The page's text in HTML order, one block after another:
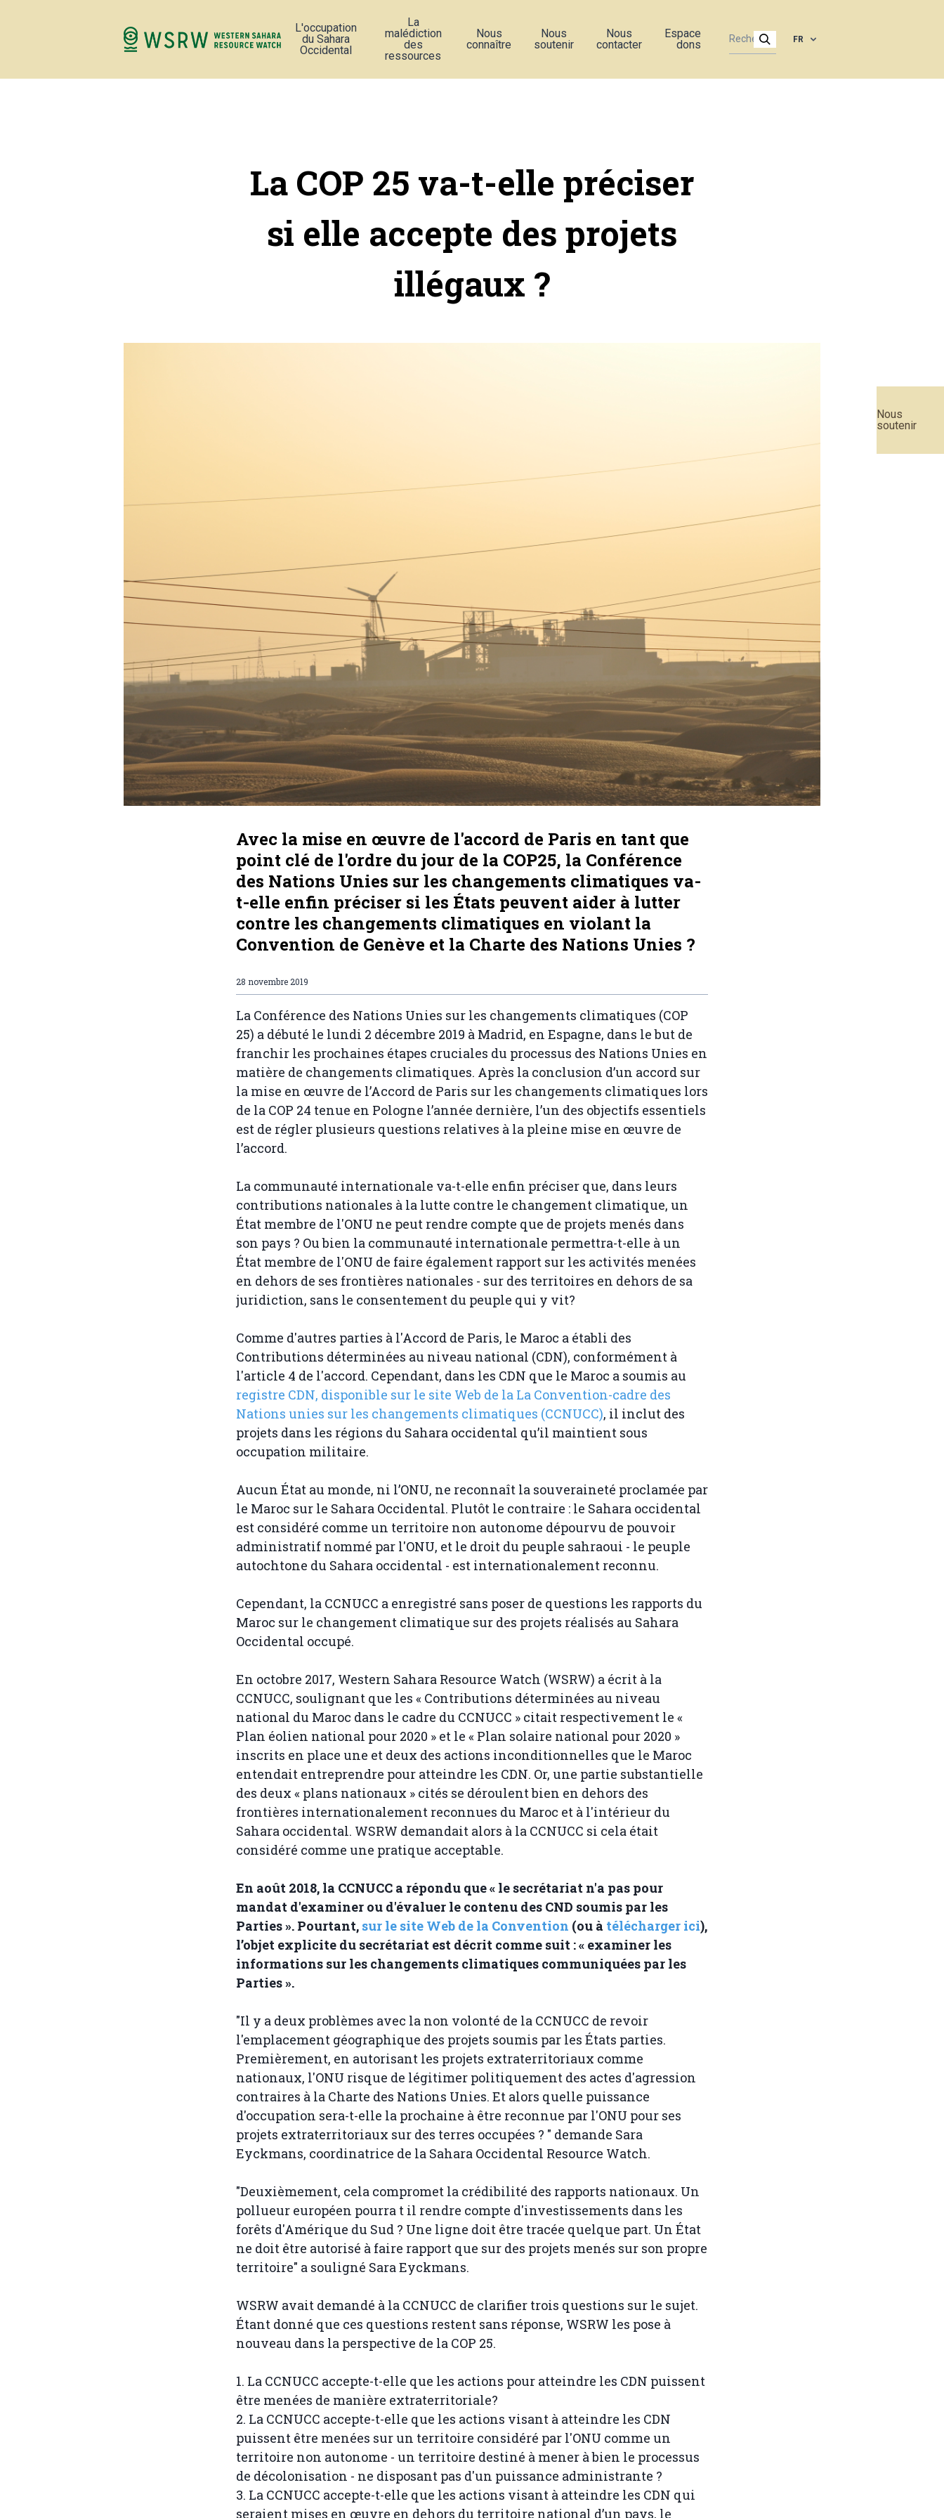
Nous
soutenir
L'occupation
du Sahara
Occidental
La
malédiction
des
ressources
Nous
connaître
Nous
soutenir
Nous
contacter
Espace
dons
FR
La COP 25 va-t-elle préciser
si elle accepte des projets
illégaux ?
Avec la mise en œuvre de l'accord de Paris en tant que
point clé de l'ordre du jour de la COP25, la Conférence
des Nations Unies sur les changements climatiques va-
t-elle enfin préciser si les États peuvent aider à lutter
contre les changements climatiques en violant la
Convention de Genève et la Charte des Nations Unies ?
28 novembre 2019
La Conférence des Nations Unies sur les changements climatiques (COP
25) a débuté le lundi 2 décembre 2019 à Madrid, en Espagne, dans le but de
franchir les prochaines étapes cruciales du processus des Nations Unies en
matière de changements climatiques. Après la conclusion d’un accord sur
la mise en œuvre de l’Accord de Paris sur les changements climatiques lors
de la COP 24 tenue en Pologne l’année dernière, l’un des objectifs essentiels
est de régler plusieurs questions relatives à la pleine mise en œuvre de
l’accord.
La communauté internationale va-t-elle enfin préciser que, dans leurs
contributions nationales à la lutte contre le changement climatique, un
État membre de l'ONU ne peut rendre compte que de projets menés dans
son pays ? Ou bien la communauté internationale permettra-t-elle à un
État membre de l'ONU de faire également rapport sur les activités menées
en dehors de ses frontières nationales - sur des territoires en dehors de sa
juridiction, sans le consentement du peuple qui y vit?
Comme d'autres parties à l'Accord de Paris, le Maroc a établi des
Contributions déterminées au niveau national (CDN), conformément à
l'article 4 de l'accord. Cependant, dans les CDN que le Maroc a soumis au
registre CDN, disponible sur le site Web de la La Convention-cadre des
Nations unies sur les changements climatiques (CCNUCC), il inclut des
projets dans les régions du Sahara occidental qu’il maintient sous
occupation militaire.
Aucun État au monde, ni l’ONU, ne reconnaît la souveraineté proclamée par
le Maroc sur le Sahara Occidental. Plutôt le contraire : le Sahara occidental
est considéré comme un territoire non autonome dépourvu de pouvoir
administratif nommé par l'ONU, et le droit du peuple sahraoui - le peuple
autochtone du Sahara occidental - est internationalement reconnu.
Cependant, la CCNUCC a enregistré sans poser de questions les rapports du
Maroc sur le changement climatique sur des projets réalisés au Sahara
Occidental occupé.
En octobre 2017, Western Sahara Resource Watch (WSRW) a écrit à la
CCNUCC, soulignant que les « Contributions déterminées au niveau
national du Maroc dans le cadre du CCNUCC » citait respectivement le «
Plan éolien national pour 2020 » et le « Plan solaire national pour 2020 »
inscrits en place une et deux des actions inconditionnelles que le Maroc
entendait entreprendre pour atteindre les CDN. Or, une partie substantielle
des deux « plans nationaux » cités se déroulent bien en dehors des
frontières internationalement reconnues du Maroc et à l'intérieur du
Sahara occidental. WSRW demandait alors à la CCNUCC si cela était
considéré comme une pratique acceptable.
En août 2018, la CCNUCC a répondu que « le secrétariat n'a pas pour
mandat d'examiner ou d'évaluer le contenu des CND soumis par les
Parties ». Pourtant, sur le site Web de la Convention (ou à télécharger ici),
l’objet explicite du secrétariat est décrit comme suit : « examiner les
informations sur les changements climatiques communiquées par les
Parties ».
"Il y a deux problèmes avec la non volonté de la CCNUCC de revoir
l'emplacement géographique des projets soumis par les États parties.
Premièrement, en autorisant les projets extraterritoriaux comme
nationaux, l'ONU risque de légitimer politiquement des actes d'agression
contraires à la Charte des Nations Unies. Et alors quelle puissance
d'occupation sera-t-elle la prochaine à être reconnue par l'ONU pour ses
projets extraterritoriaux sur des terres occupées ? " demande Sara
Eyckmans, coordinatrice de la Sahara Occidental Resource Watch.
"Deuxièmement, cela compromet la crédibilité des rapports nationaux. Un
pollueur européen pourra t il rendre compte d'investissements dans les
forêts d'Amérique du Sud ? Une ligne doit être tracée quelque part. Un État
ne doit être autorisé à faire rapport que sur des projets menés sur son propre
territoire" a souligné Sara Eyckmans.
WSRW avait demandé à la CCNUCC de clarifier trois questions sur le sujet.
Étant donné que ces questions restent sans réponse, WSRW les pose à
nouveau dans la perspective de la COP 25.
1. La CCNUCC accepte-t-elle que les actions pour atteindre les CDN puissent
être menées de manière extraterritoriale?
2. La CCNUCC accepte-t-elle que les actions visant à atteindre les CDN
puissent être menées sur un territoire considéré par l'ONU comme un
territoire non autonome - un territoire destiné à mener à bien le processus
de décolonisation - ne disposant pas d'un puissance administrante ?
3. La CCNUCC accepte-t-elle que les actions visant à atteindre les CDN qui
seraient mises en œuvre en dehors du territoire national d’un pays, le